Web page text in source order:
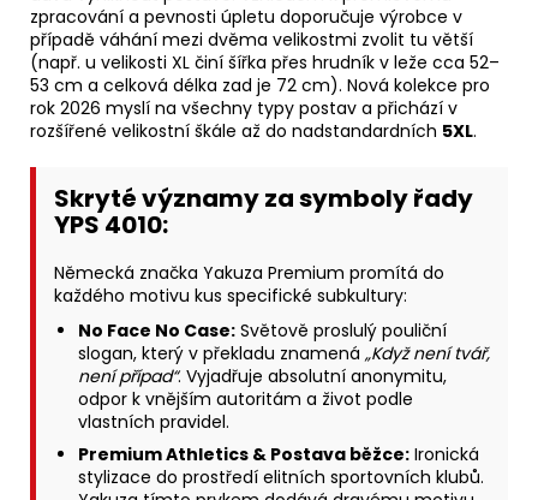
zpracování a pevnosti úpletu doporučuje výrobce v
případě váhání mezi dvěma velikostmi zvolit tu větší
(např. u velikosti XL činí šířka přes hrudník v leže cca 52–
53 cm a celková délka zad je 72 cm). Nová kolekce pro
rok 2026 myslí na všechny typy postav a přichází v
rozšířené velikostní škále až do nadstandardních 5XL.
Skryté významy za symboly řady
YPS 4010:
Německá značka Yakuza Premium promítá do
každého motivu kus specifické subkultury:
No Face No Case: Světově proslulý pouliční
slogan, který v překladu znamená „Když není tvář,
není případ“. Vyjadřuje absolutní anonymitu,
odpor k vnějším autoritám a život podle
vlastních pravidel.
Premium Athletics & Postava běžce: Ironická
stylizace do prostředí elitních sportovních klubů.